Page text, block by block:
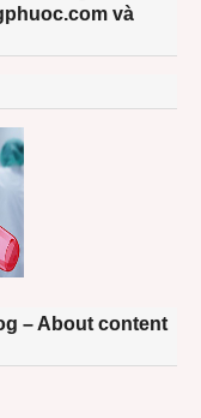
và
– About content